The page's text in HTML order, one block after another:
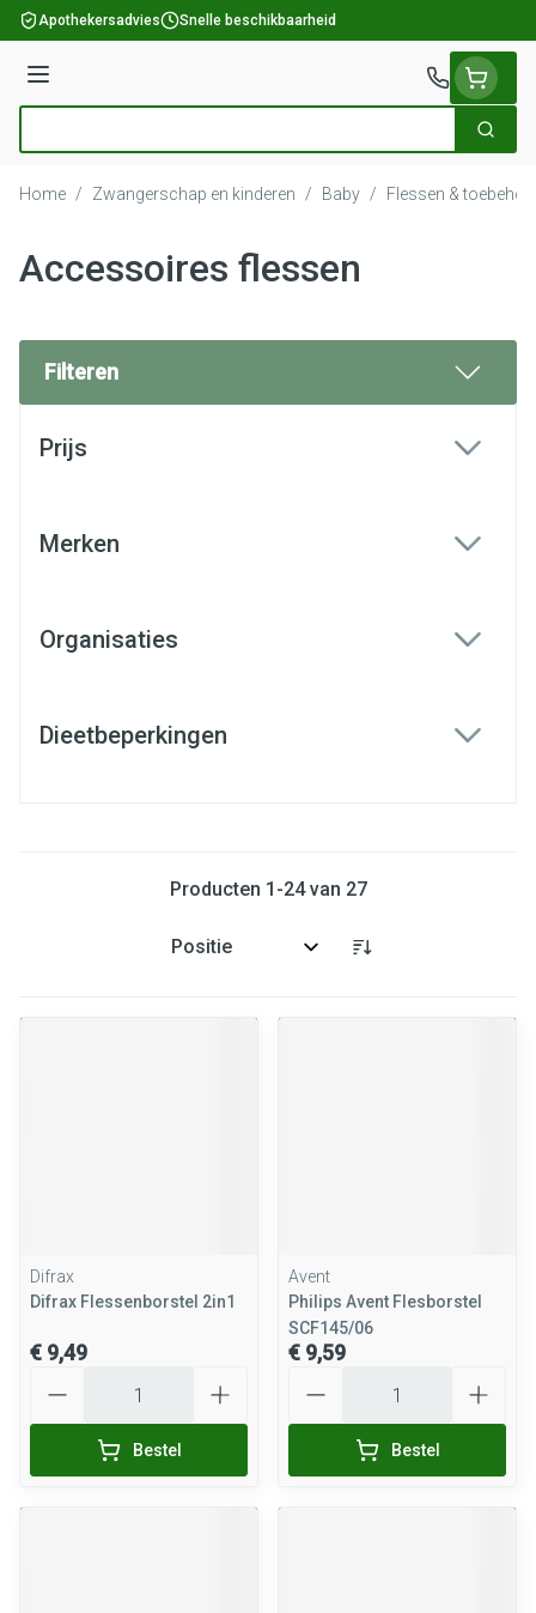
Ga naar de inhoud
Apothekersadvies Snelle beschikbaarheid
Menu
Zoek
Home / Zwangerschap en kinderen / Baby / Flessen &
Accessoires flessen
Filteren
Prijs
Merken
Organisaties
Dieetbeperkingen
Producten 1 -24van 27
Sorteer op:
Difrax
Difrax Flessenborstel 2in1
€ 9,49
Bestel
Avent
Philips Avent Flesborstel
SCF145/06
€ 9,59
Bestel